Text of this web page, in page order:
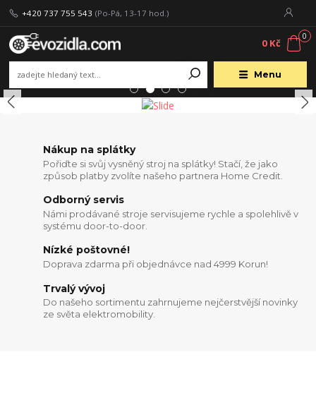
Menu
+420 737 755 543 (Po-Pá, 13-17 hod.)
0
0 Kč
Nákup na splátky
Pořiďte si svůj vysněný stroj na splátky! Stačí, že jako
způsob platby zvolíte našeho partnera Home Credit.
Odborný servis
Námi prodávané stroje servisujeme rychle a spolehlivě v
systému door-to-door.
Nízké poštovné!
Doprava zdarma při objednávce nad 4999 Korun!
Trvalý vývoj
Do našeho sortimentu zahrnujeme nejčerstvější novinky
ze světa elektromobility.